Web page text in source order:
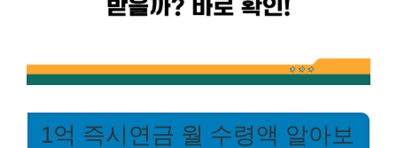
1억 즉시연금 월 수령액 알아보